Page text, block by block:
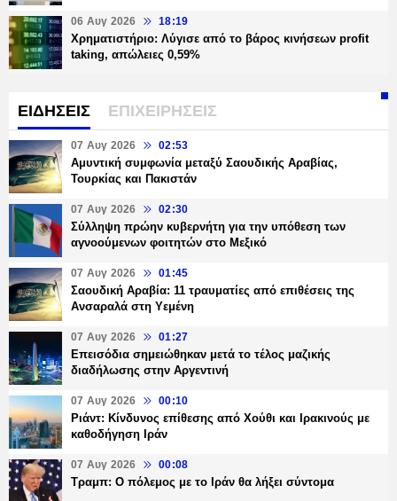
06 Αυγ 2026 18:19
Χρηματιστήριο: Λύγισε από το βάρος κινήσεων profit
taking, απώλειες 0,59%
ΕΙΔΗΣΕΙΣ ΕΠΙΧΕΙΡΗΣΕΙΣ
07 Αυγ 2026 02:53
Αμυντική συμφωνία μεταξύ Σαουδικής Αραβίας,
Τουρκίας και Πακιστάν
07 Αυγ 2026 02:30
Σύλληψη πρώην κυβερνήτη για την υπόθεση των
αγνοούμενων φοιτητών στο Μεξικό
07 Αυγ 2026 01:45
Σαουδική Αραβία: 11 τραυματίες από επιθέσεις της
Ανσαραλά στη Υεμένη
07 Αυγ 2026 01:27
Επεισόδια σημειώθηκαν μετά το τέλος μαζικής
διαδήλωσης στην Αργεντινή
07 Αυγ 2026 00:10
Ριάντ: Κίνδυνος επίθεσης από Χούθι και Ιρακινούς με
καθοδήγηση Ιράν
07 Αυγ 2026 00:08
Τραμπ: Ο πόλεμος με το Ιράν θα λήξει σύντομα